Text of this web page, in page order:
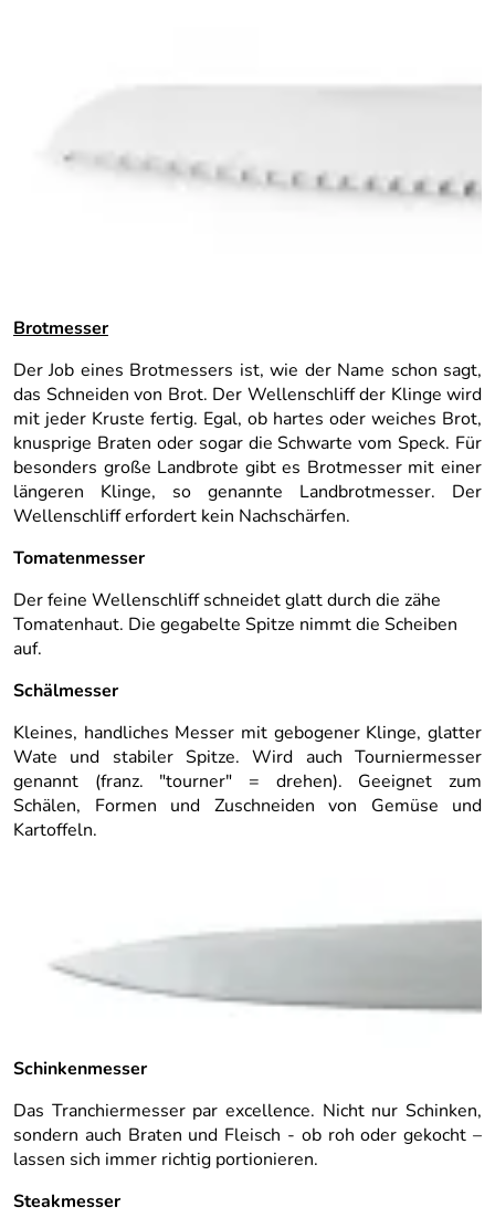
Brotmesser
Der Job eines Brotmessers ist, wie der Name schon sagt,
das Schneiden von Brot. Der Wellenschliff der Klinge wird
mit jeder Kruste fertig. Egal, ob hartes oder weiches Brot,
knusprige Braten oder sogar die Schwarte vom Speck. Für
besonders große Landbrote gibt es Brotmesser mit einer
längeren Klinge, so genannte Landbrotmesser. Der
Wellenschliff erfordert kein Nachschärfen.
Tomatenmesser
Der feine Wellenschliff schneidet glatt durch die zähe
Tomatenhaut. Die gegabelte Spitze nimmt die Scheiben
auf.
Schälmesser
Kleines, handliches Messer mit gebogener Klinge, glatter
Wate und stabiler Spitze. Wird auch Tourniermesser
genannt (franz. "tourner" = drehen). Geeignet zum
Schälen, Formen und Zuschneiden von Gemüse und
Kartoffeln.
Schinkenmesser
Das Tranchiermesser par excellence. Nicht nur Schinken,
sondern auch Braten und Fleisch - ob roh oder gekocht –
lassen sich immer richtig portionieren.
Steakmesser